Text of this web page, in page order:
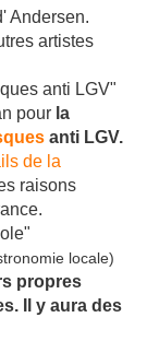
Andersen.
artistes
anti LGV"
pour la
anti LGV.
de la
raisons
locale)
propres
Il y aura des